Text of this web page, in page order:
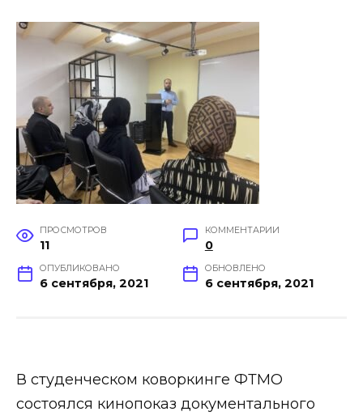
ПРОСМОТРОВ
11
КОММЕНТАРИИ
0
ОПУБЛИКОВАНО
6 сентября, 2021
ОБНОВЛЕНО
6 сентября, 2021
В студенческом коворкинге ФТМО
состоялся кинопоказ документального